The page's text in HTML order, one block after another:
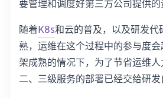
要管理和调度好第三方公司提供的
随着K8s和云的普及，以及研发
熟，运维在这个过程中的参与度
架成熟的情况下，为了节省运维人
二、三级服务的部署已经交给研发